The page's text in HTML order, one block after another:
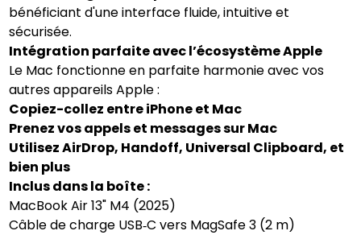
bénéficiant d'une interface fluide, intuitive et
sécurisée.
Intégration parfaite avec l’écosystème Apple
Le Mac fonctionne en parfaite harmonie avec vos
autres appareils Apple :
Copiez-collez entre iPhone et Mac
Prenez vos appels et messages sur Mac
Utilisez AirDrop, Handoff, Universal Clipboard, et
bien plus
Inclus dans la boîte :
MacBook Air 13" M4 (2025)
Câble de charge USB‑C vers MagSafe 3 (2 m)